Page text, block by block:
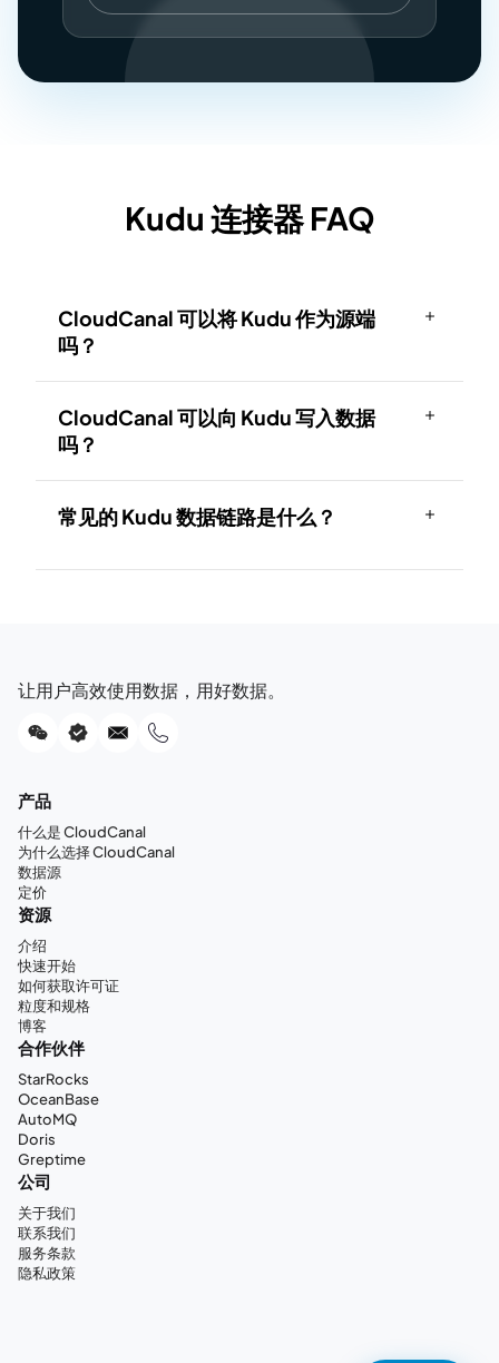
Kudu 连接器 FAQ
CloudCanal 可以将 Kudu 作为源端
吗？
CloudCanal 可以向 Kudu 写入数据
吗？
常见的 Kudu 数据链路是什么？
让用户高效使用数据，用好数据。
产品
什么是 CloudCanal
为什么选择 CloudCanal
数据源
定价
资源
介绍
快速开始
如何获取许可证
粒度和规格
博客
合作伙伴
StarRocks
OceanBase
AutoMQ
Doris
Greptime
公司
关于我们
联系我们
服务条款
隐私政策